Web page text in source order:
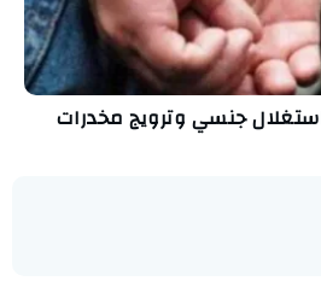
جنسي وترويج مخدرات